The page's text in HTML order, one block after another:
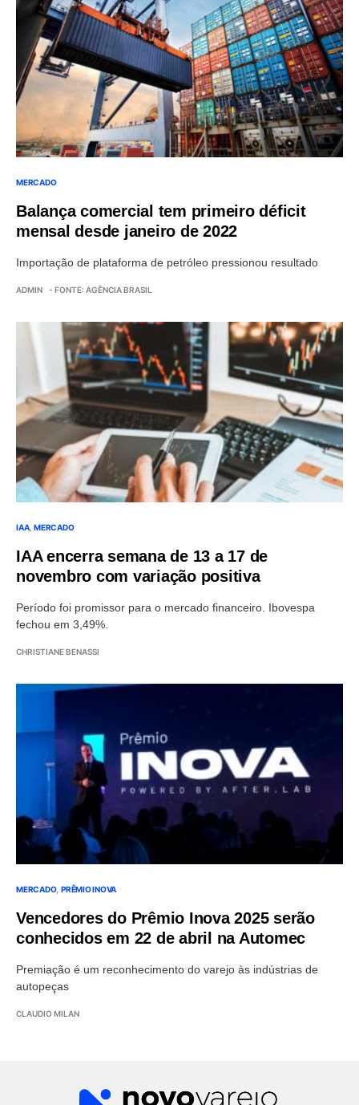
MERCADO
Balança comercial tem primeiro déficit
mensal desde janeiro de 2022
Importação de plataforma de petróleo pressionou resultado
ADMIN - FONTE: AGÊNCIA BRASIL
IAA MERCADO
IAA encerra semana de 13 a 17 de
novembro com variação positiva
Período foi promissor para o mercado financeiro. Ibovespa
fechou em 3,49%.
CHRISTIANE BENASSI
MERCADO PRÊMIO INOVA
Vencedores do Prêmio Inova 2025 serão
conhecidos em 22 de abril na Automec
Premiação é um reconhecimento do varejo às indústrias de
autopeças
CLAUDIO MILAN